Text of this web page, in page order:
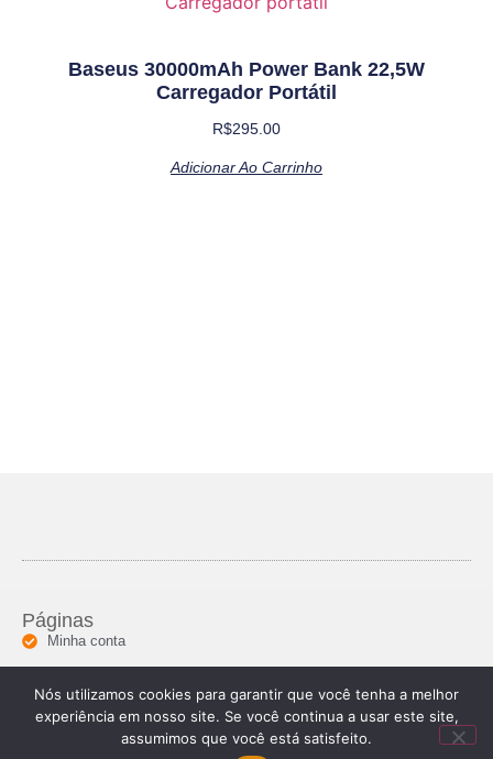
Baseus 30000mAh Power Bank 22,5W
Carregador Portátil
R$295.00
Adicionar Ao Carrinho
Páginas
Minha conta
Informações
Segunda a sexta: 08h ás 18h (85) 92000-04877
Nós utilizamos cookies para garantir que você tenha a melhor
experiência em nosso site. Se você continua a usar este site,
assumimos que você está satisfeito.